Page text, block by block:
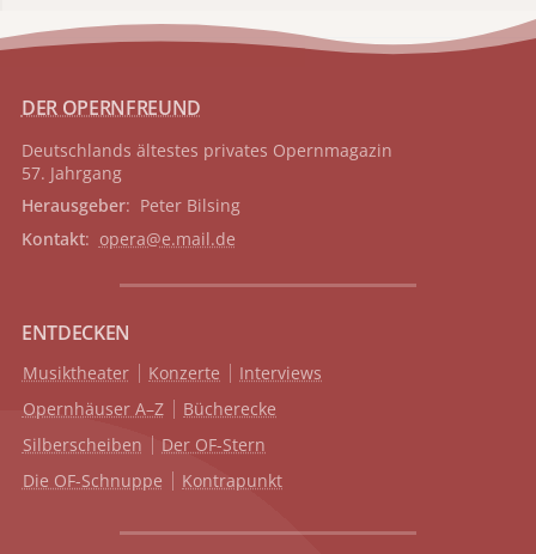
DER OPERNFREUND
Deutschlands ältestes privates Opernmagazin
57. Jahrgang
Herausgeber: Peter Bilsing
Kontakt: opera@e.mail.de
ENTDECKEN
Musiktheater Konzerte
Interviews
Opernhäuser A–Z
Bücherecke
Silberscheiben
Der OF-Stern
Die OF-Schnuppe
Kontrapunkt